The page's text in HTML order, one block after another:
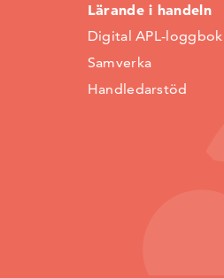
Lärande i handeln
Digital APL-loggbok
Samverka
Handledarstöd